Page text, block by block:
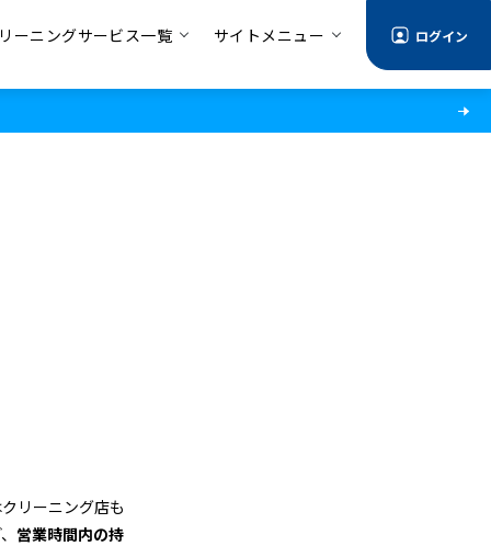
ーニングサービス一覧 サイトメニュー ログイン
リーニング店も
営業時間内の持